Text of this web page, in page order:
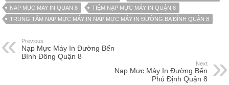
NAP MUC MAY IN QUAN 8
TIỆM NẠP MỰC MÁY IN QUẬN 8
TRUNG TÂM NẠP MỰC MÁY IN NẠP MỰC MÁY IN ĐƯỜNG BA ĐÌNH QUẬN 8
Previous
Nạp Mực Máy In Đường Bến
Bình Đông Quận 8
Next
Nạp Mực Máy In Đường Bến
Phú Định Quận 8